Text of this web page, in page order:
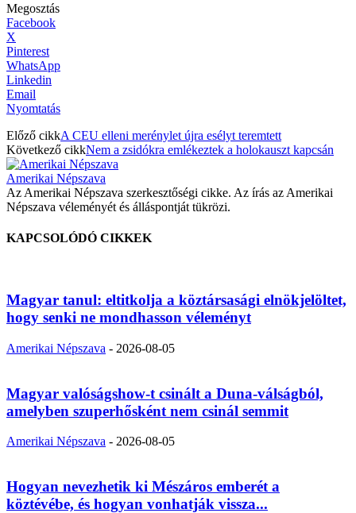
Megosztás
Facebook
X
Pinterest
WhatsApp
Linkedin
Email
Nyomtatás
Előző cikkA CEU elleni merénylet újra esélyt teremtett
Következő cikkNem a zsidókra emlékeztek a holokauszt kapcsán
Amerikai Népszava
Az Amerikai Népszava szerkesztőségi cikke. Az írás az Amerikai
Népszava véleményét és álláspontját tükrözi.
KAPCSOLÓDÓ CIKKEK
Magyar tanul: eltitkolja a köztársasági elnökjelöltet,
hogy senki ne mondhasson véleményt
Amerikai Népszava - 2026-08-05
Magyar valóságshow-t csinált a Duna-válságból,
amelyben szuperhősként nem csinál semmit
Amerikai Népszava - 2026-08-05
Hogyan nevezhetik ki Mészáros emberét a
köztévébe, és hogyan vonhatják vissza...